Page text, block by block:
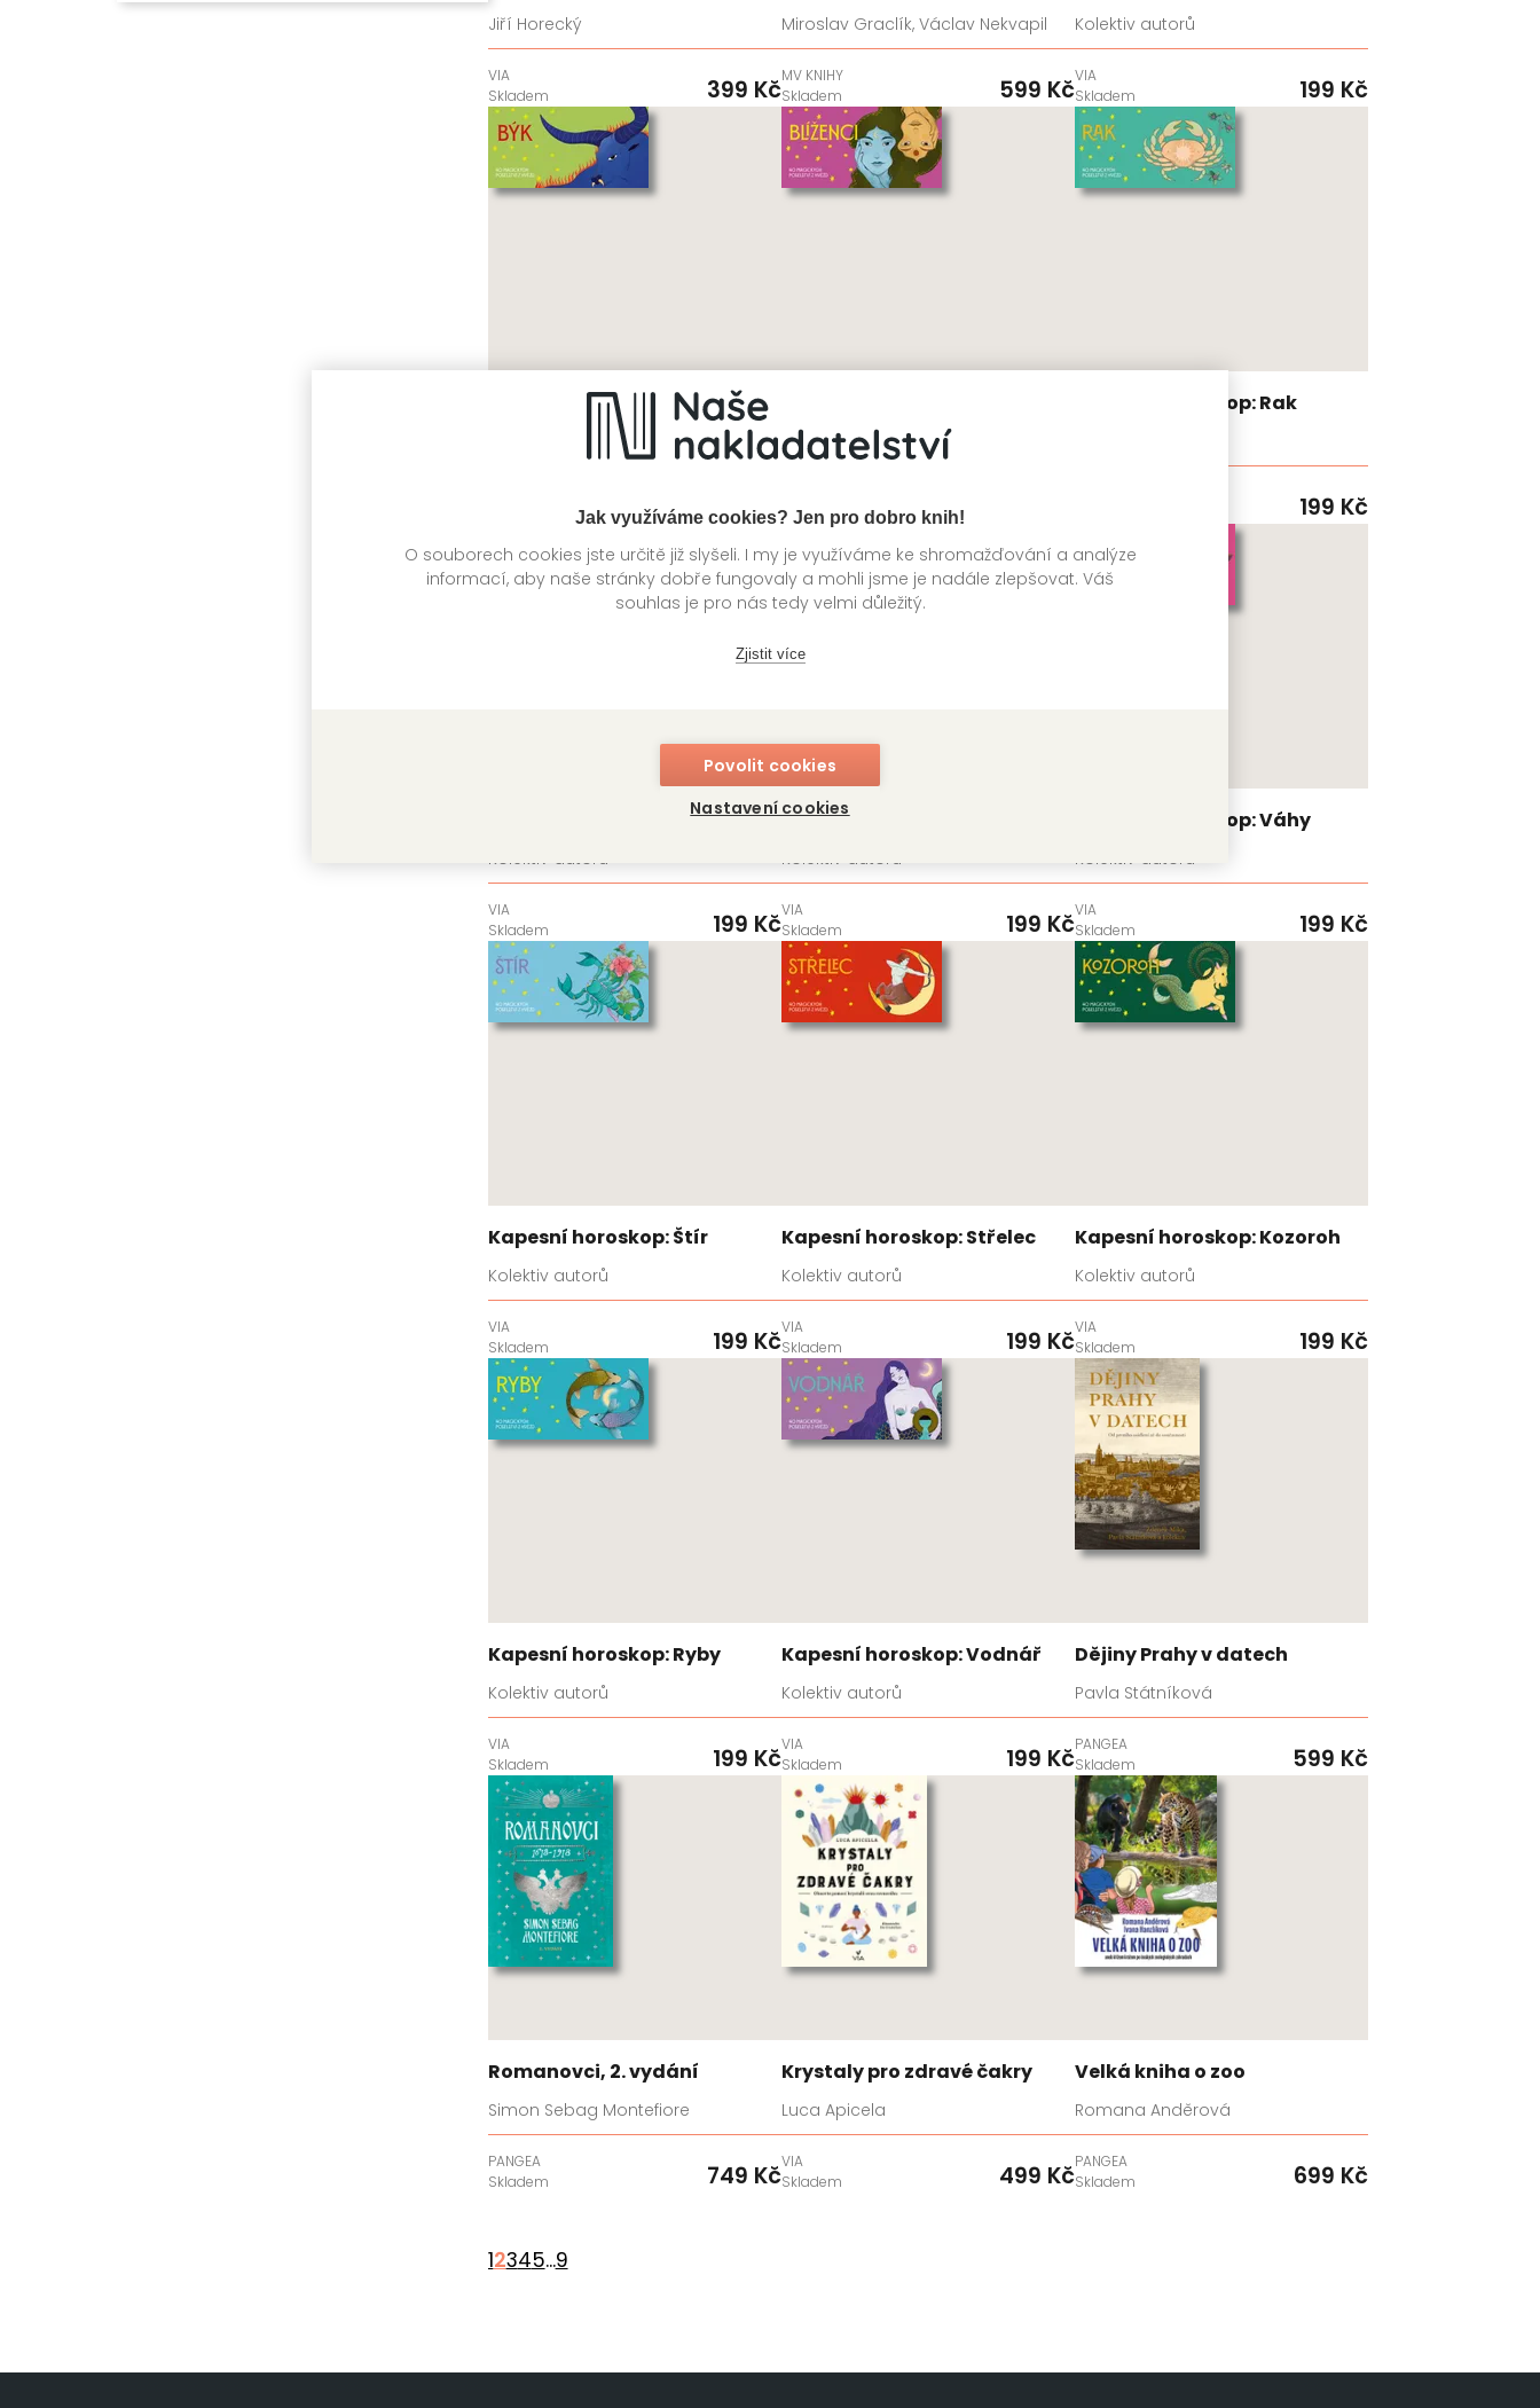
Jak využíváme cookies? Jen pro dobro knih!
O souborech cookies jste určitě již slyšeli. I my je využíváme ke shromažďování a analýze
informací, aby naše stránky dobře fungovaly a mohli jsme je nadále zlepšovat. Váš
souhlas je pro nás tedy velmi důležitý.
Zjistit více
Povolit cookies
Nastavení cookies
Jiří Horecký
VIA
Skladem
399 Kč
Miroslav Graclík, Václav Nekvapil
MV KNIHY
Skladem
599 Kč
Kolektiv autorů
VIA
Skladem
199 Kč
Kapesní horoskop: Býk
199 Kč
Kolektiv autorů
Skladem
Kapesní horoskop: Rak
199 Kč
Kapesní horoskop: Lev
Kolektiv autorů
VIA
Skladem
199 Kč
Kapesní horoskop: Panna
Kolektiv autorů
VIA
Skladem
199 Kč
Kapesní horoskop: Váhy
Kolektiv autorů
VIA
Skladem
199 Kč
Kapesní horoskop: Štír
Kolektiv autorů
VIA
Skladem
199 Kč
Kapesní horoskop: Střelec
Kolektiv autorů
VIA
Skladem
199 Kč
Kapesní horoskop: Kozoroh
Kolektiv autorů
VIA
Skladem
199 Kč
Kapesní horoskop: Ryby
Kolektiv autorů
VIA
Skladem
199 Kč
Kapesní horoskop: Vodnář
Kolektiv autorů
VIA
Skladem
199 Kč
Dějiny Prahy v datech
Pavla Státníková
PANGEA
Skladem
599 Kč
Romanovci, 2. vydání
Simon Sebag Montefiore
PANGEA
Skladem
749 Kč
Krystaly pro zdravé čakry
Luca Apicela
VIA
Skladem
499 Kč
Velká kniha o zoo
Romana Anděrová
PANGEA
Skladem
699 Kč
12345...9